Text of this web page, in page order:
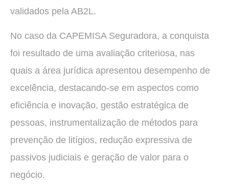
validados pela AB2L.
No caso da CAPEMISA Seguradora, a conquista
foi resultado de uma avaliação criteriosa, nas
quais a área jurídica apresentou desempenho de
excelência, destacando-se em aspectos como
eficiência e inovação, gestão estratégica de
pessoas, instrumentalização de métodos para
prevenção de litígios, redução expressiva de
passivos judiciais e geração de valor para o
negócio.